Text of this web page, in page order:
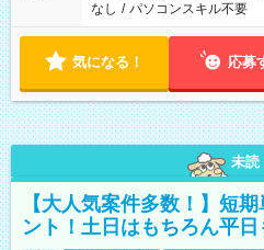
なし / パソコンスキル不要
気になる！ 応募
未読
【大人気案件多数！】短
ント！土日はもちろん平日